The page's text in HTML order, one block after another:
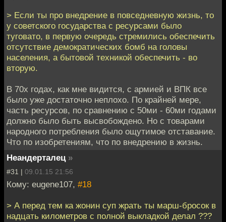
> Если ты про внедрение в повседневную жизнь, то
у советского государства с ресурсами было
туговато, в первую очередь стремились обеспечить
отсутствие демократических бомб на головы
населения, а бытовой техникой обеспечить - во
вторую.
В 70х годах, как мне видится, с армией и ВПК все
было уже достаточно неплохо. По крайней мере,
часть ресурсов, по сравнению с 50ми - 60ми годами
должно было быть высвобождено. Но с товарами
народного потребления было ощутимое отставание.
Что по изобретениям, что по внедрению в жизнь.
Неандерталец »
#31 | 09.01.15 21:56
Кому: eugene107, #18
> А перед тем ка жонин суп жрать ты марш-бросок в
надцать километров с полной выкладкой делал ???